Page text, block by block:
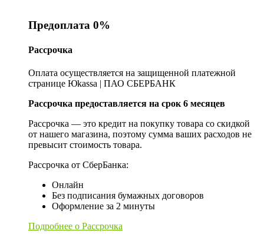
Предоплата 0%
Рассрочка
Оплата осуществляется на защищенной платежной
странице Юkassa | ПАО СБЕРБАНК
Рассрочка предоставляется на срок 6 месяцев
Рассрочка — это кредит на покупку товара со скидкой
от нашего магазина, поэтому сумма ваших расходов не
превысит стоимость товара.
Рассрочка от СберБанка:
Онлайн
Без подписания бумажных договоров
Оформление за 2 минуты
Подробнее о Рассрочка